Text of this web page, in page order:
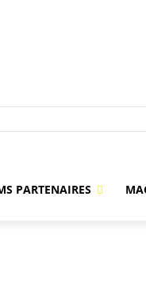
PARTENAIRES